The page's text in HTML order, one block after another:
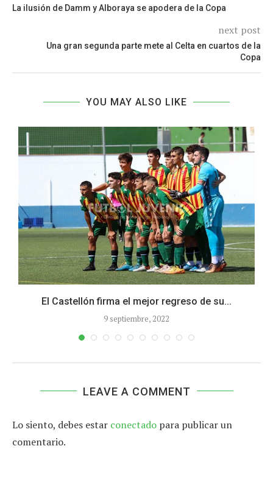
La ilusión de Damm y Alboraya se apodera de la Copa
next post
Una gran segunda parte mete al Celta en cuartos de la
Copa
YOU MAY ALSO LIKE
El Castellón firma el mejor regreso de su...
9 septiembre, 2022
LEAVE A COMMENT
Lo siento, debes estar conectado para publicar un
comentario.